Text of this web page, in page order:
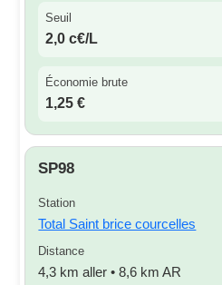
Seuil
2,0 c€/L
Économie brute
1,25 €
SP98
Station
Total Saint brice courcelles
Distance
4,3 km aller • 8,6 km AR